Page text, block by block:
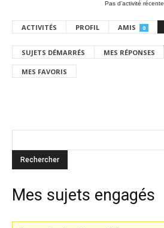
Pas d’activité récente
ACTIVITÉS PROFIL AMIS 0
SUJETS DÉMARRÉS MES RÉPONSES
MES FAVORIS
Mes sujets engagés